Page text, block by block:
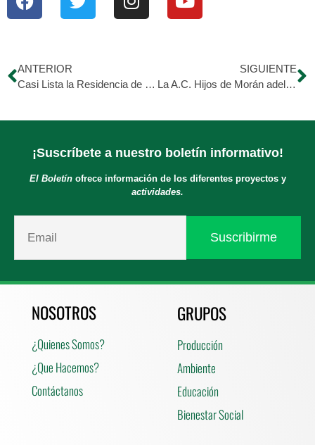
ANTERIOR
Casi Lista la Residencia de los Medicos del Hospital Dr. Egidio Montesinos
SIGUIENTE
La A.C. Hijos de Morán adelanto Bastante en la Limpieza del Hospital
¡Suscríbete a nuestro boletín informativo!
El Boletínofrece información de los diferentes proyectos y
actividades.
NOSOTROS
¿Quienes Somos?
¿Que Hacemos?
Contáctanos
GRUPOS
Producción
Ambiente
Educación
Bienestar Social